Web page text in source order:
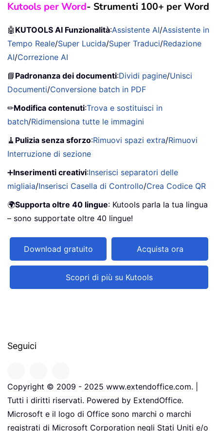
Kutools per Word- Strumenti 100+ per Word
🤖 KUTOOLS AI Funzionalità:Assistente AI/Assistente in
Tempo Reale/Super Lucida/Super Traduci/Redazione
AI/Correzione AI
📘 Padronanza dei documenti:Dividi pagine/Unisci
Documenti/Conversione batch in PDF
✏Modifica contenuti:Trova e sostituisci in
batch/Ridimensiona tutte le immagini
🧹 Pulizia senza sforzo:Rimuovi spazi extra/Rimuovi
Interruzione di sezione
➕Inserimenti creativi:Inserisci separatori delle
migliaia/Inserisci Casella di Controllo/Crea Codice QR
🌍Supporta oltre 40 lingue: Kutools parla la tua lingua
– sono supportate oltre 40 lingue!
Download gratuito Acquista ora
Scopri di più su Kutools
Seguici
Copyright © 2009 - 2025 www.extendoffice.com. |
Tutti i diritti riservati. Powered by ExtendOffice.
Microsoft e il logo di Office sono marchi o marchi
registrati di Microsoft Corporation negli Stati Uniti e/o